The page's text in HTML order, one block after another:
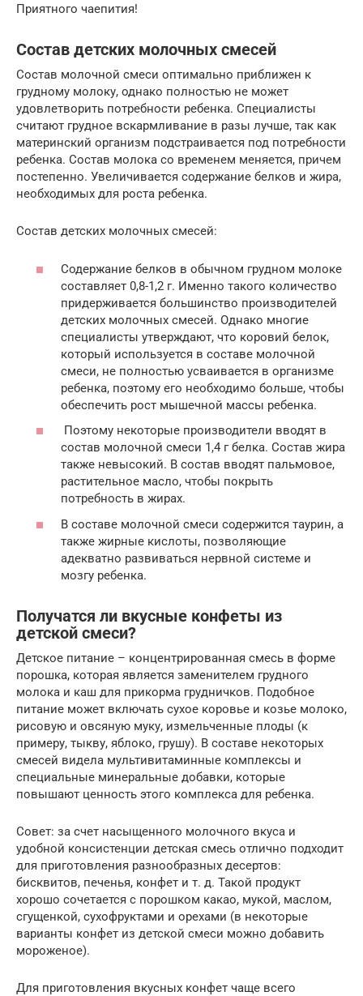
Приятного чаепития!
Состав детских молочных смесей
Состав молочной смеси оптимально приближен к
грудному молоку, однако полностью не может
удовлетворить потребности ребенка. Специалисты
считают грудное вскармливание в разы лучше, так как
материнский организм подстраивается под потребности
ребенка. Состав молока со временем меняется, причем
постепенно. Увеличивается содержание белков и жира,
необходимых для роста ребенка.
Состав детских молочных смесей:
Содержание белков в обычном грудном молоке
составляет 0,8-1,2 г. Именно такого количество
придерживается большинство производителей
детских молочных смесей. Однако многие
специалисты утверждают, что коровий белок,
который используется в составе молочной
смеси, не полностью усваивается в организме
ребенка, поэтому его необходимо больше, чтобы
обеспечить рост мышечной массы ребенка.
Поэтому некоторые производители вводят в
состав молочной смеси 1,4 г белка. Состав жира
также невысокий. В состав вводят пальмовое,
растительное масло, чтобы покрыть
потребность в жирах.
В составе молочной смеси содержится таурин, а
также жирные кислоты, позволяющие
адекватно развиваться нервной системе и
мозгу ребенка.
Получатся ли вкусные конфеты из
детской смеси?
Детское питание – концентрированная смесь в форме
порошка, которая является заменителем грудного
молока и каш для прикорма грудничков. Подобное
питание может включать сухое коровье и козье молоко,
рисовую и овсяную муку, измельченные плоды (к
примеру, тыкву, яблоко, грушу). В составе некоторых
смесей видела мультивитаминные комплексы и
специальные минеральные добавки, которые
повышают ценность этого комплекса для ребенка.
Совет: за счет насыщенного молочного вкуса и
удобной консистенции детская смесь отлично подходит
для приготовления разнообразных десертов:
бисквитов, печенья, конфет и т. д. Такой продукт
хорошо сочетается с порошком какао, мукой, маслом,
сгущенкой, сухофруктами и орехами (в некоторые
варианты конфет из детской смеси можно добавить
мороженое).
Для приготовления вкусных конфет чаще всего